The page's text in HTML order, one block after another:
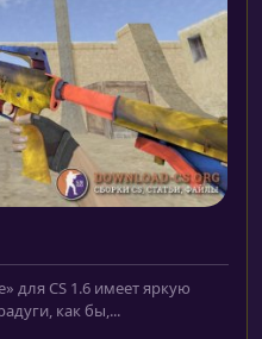
для CS 1.6 имеет яркую
как бы,...